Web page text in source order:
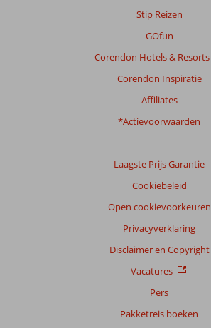
Stip Reizen
GOfun
Corendon Hotels & Resorts
Corendon Inspiratie
Affiliates
*Actievoorwaarden
Laagste Prijs Garantie
Cookiebeleid
Open cookievoorkeuren
Privacyverklaring
Disclaimer en Copyright
Vacatures
Pers
Pakketreis boeken